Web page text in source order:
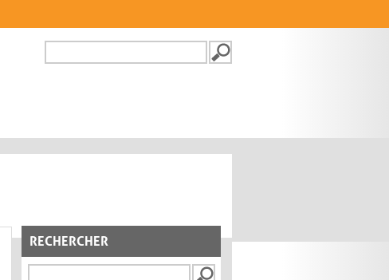
FORMULAIRE DE
RECHERCHER